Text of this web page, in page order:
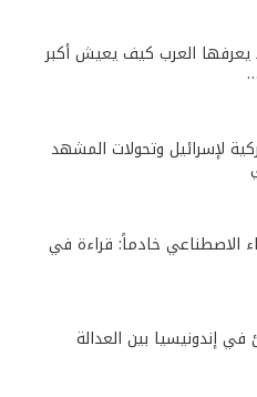
يعرفها العرب كيف يعيش أكبر
لإسرائيل وتحولات المشهد
الاصطناعي خادماً: قراءة في
في إندونيسيا بين العدالة